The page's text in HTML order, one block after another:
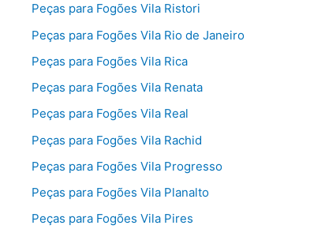
Peças para Fogões Vila Ristori
Peças para Fogões Vila Rio de Janeiro
Peças para Fogões Vila Rica
Peças para Fogões Vila Renata
Peças para Fogões Vila Real
Peças para Fogões Vila Rachid
Peças para Fogões Vila Progresso
Peças para Fogões Vila Planalto
Peças para Fogões Vila Pires